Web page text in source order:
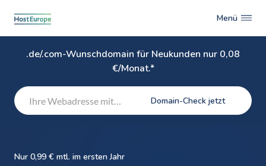
Menü
.de/.com-Wunschdomain für Neukunden nur 0,08
€/Monat.*
Domain-Check jetzt
Nur 0,99 € mtl. im ersten Jahr